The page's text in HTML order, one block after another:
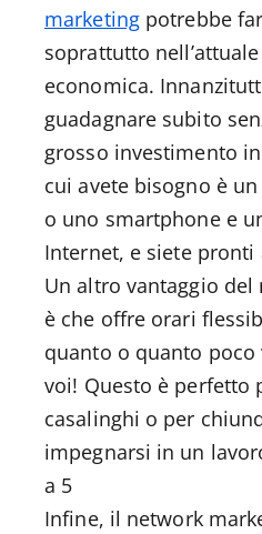
marketingpotrebbe
soprattutto
economica.
guadagnare subito
grosso investimento
cui avete bisogno è
o uno smartphone e
Internet, e siete pronti
Un altro vantaggio
è che offre orari
quanto o quanto
voi! Questo è perfetto
casalinghi o per
impegnarsi in un
a 5
Infine, il network